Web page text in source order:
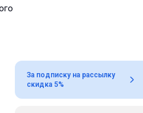
За подписку на рассылку
скидка 5%